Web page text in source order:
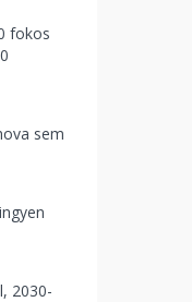
fokos
sem
2030-